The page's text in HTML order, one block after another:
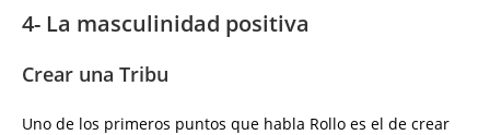
4- La masculinidad positiva
Crear una Tribu
Uno de los primeros puntos que habla Rollo es el de crear